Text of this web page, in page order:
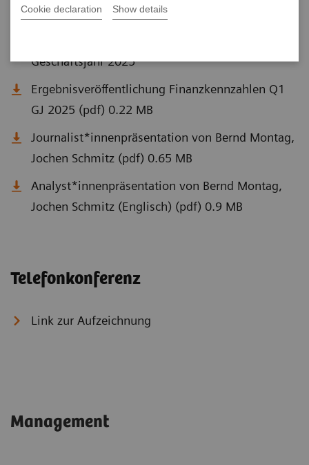
Cookie declaration Show details
Geschäftsjahr 2025
Ergebnisveröffentlichung Finanzkennzahlen Q1
GJ 2025 (pdf) 0.22 MB
Journalist*innenpräsentation von Bernd Montag,
Jochen Schmitz (pdf) 0.65 MB
Analyst*innenpräsentation von Bernd Montag,
Jochen Schmitz (Englisch) (pdf) 0.9 MB
Telefonkonferenz
Link zur Aufzeichnung
Management